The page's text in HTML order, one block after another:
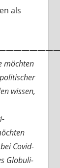
als
möchten
wissen,
Covid-
Globuli-